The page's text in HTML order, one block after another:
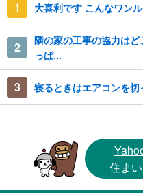
1 大喜利です こんなワン
2
隣の家の工事の協力は
っぱ...
3 寝るときはエアコンを切
住ま